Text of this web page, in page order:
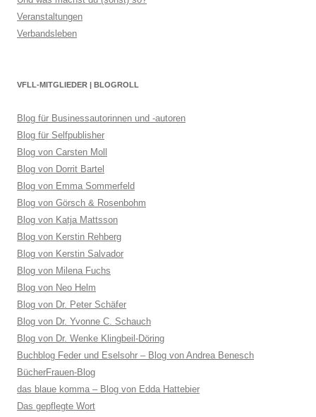
Veranstaltungen
Verbandsleben
VFLL-MITGLIEDER | BLOGROLL
Blog für Businessautorinnen und -autoren
Blog für Selfpublisher
Blog von Carsten Moll
Blog von Dorrit Bartel
Blog von Emma Sommerfeld
Blog von Görsch & Rosenbohm
Blog von Katja Mattsson
Blog von Kerstin Rehberg
Blog von Kerstin Salvador
Blog von Milena Fuchs
Blog von Neo Helm
Blog von Dr. Peter Schäfer
Blog von Dr. Yvonne C. Schauch
Blog von Dr. Wenke Klingbeil-Döring
Buchblog Feder und Eselsohr – Blog von Andrea Benesch
BücherFrauen-Blog
das blaue komma – Blog von Edda Hattebier
Das gepflegte Wort